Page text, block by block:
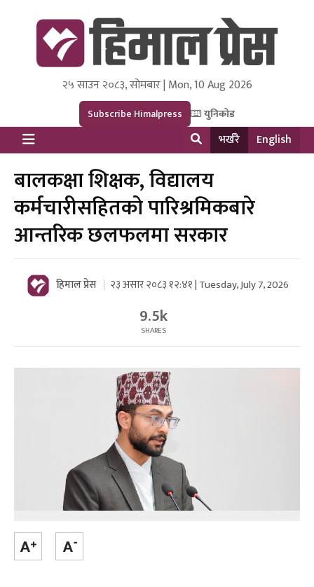
Himal Press
Dot NewsyNepal Media and Research Pvt Ltd.
२५ साउन २०८३, सोमबार | Mon, 10 Aug 2026
Subscribe Himalpress युनिकोड
भर्खरै English
बालकक्षा शिक्षक, विद्यालय
कर्मचारीसहितको पारिश्रमिकबारे
आन्तरिक छलफलमा सरकार
हिमाल प्रेस २३ असार २०८३ १२:४१ | Tuesday, July 7, 2026
9.5k
SHARES